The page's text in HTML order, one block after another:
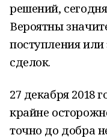
решений,
Вероятны
поступления
сделок.
27 декабря 2018
крайне
точно до добра